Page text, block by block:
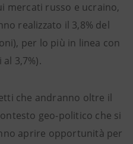
mercati russo e ucraino,
realizzato il 3,8% del
per lo più in linea con
3,7%).
che andranno oltre il
geo-politico che si
aprire opportunità per